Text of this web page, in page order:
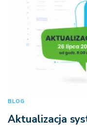
BLOG
Aktualizacja